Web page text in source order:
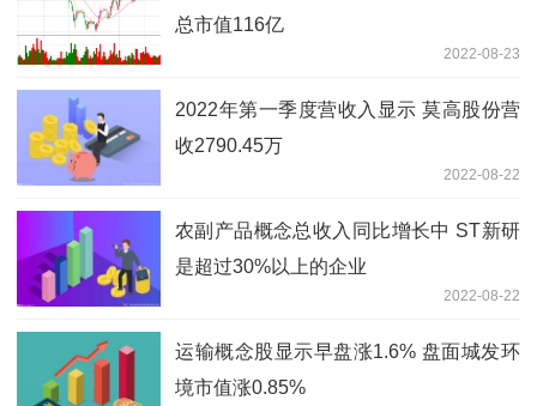
总市值116亿
2022-08-23
2022年第一季度营收入显示 莫高股份营
收2790.45万
2022-08-22
农副产品概念总收入同比增长中 ST新研
是超过30%以上的企业
2022-08-22
运输概念股显示早盘涨1.6% 盘面城发环
境市值涨0.85%